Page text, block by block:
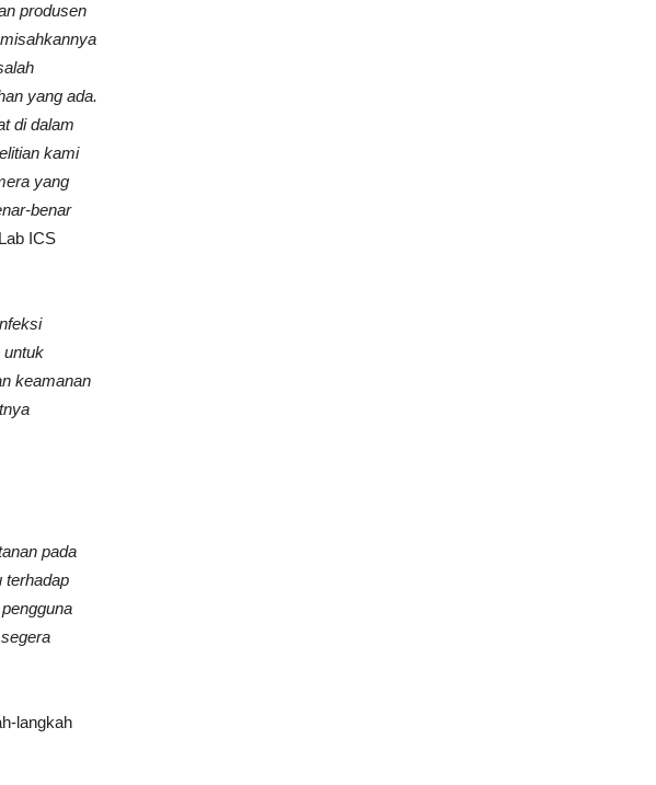
produsen
an yang ada.
di dalam
kami
yang
benar
ICS
untuk
keamanan
pada
terhadap
langkah